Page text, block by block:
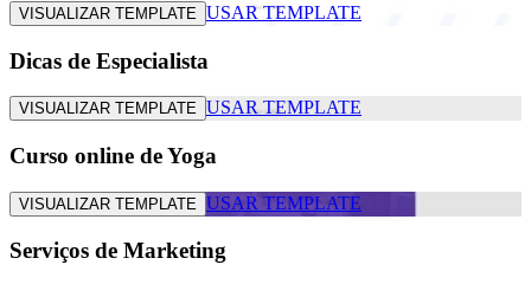
VISUALIZAR TEMPLATE USAR TEMPLATE
Dicas de Especialista
VISUALIZAR TEMPLATE USAR TEMPLATE
Curso online de Yoga
VISUALIZAR TEMPLATE USAR TEMPLATE
Serviços de Marketing